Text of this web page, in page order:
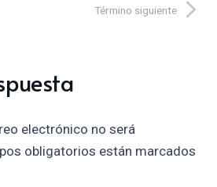
Término siguiente
electrónico no será
obligatorios están marcados